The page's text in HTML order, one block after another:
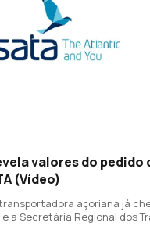
valores do pedido
(Vídeo)
açoriana já
e a Secretária Regional dos